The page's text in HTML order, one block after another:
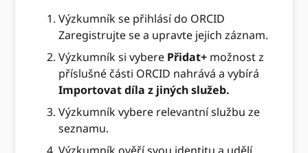
Výzkumník se přihlásí do ORCID
Zaregistrujte se a upravte jejich záznam.
Výzkumník si vybere Přidat+ možnost z
příslušné části ORCID nahrává a vybírá
Importovat díla z jiných služeb.
Výzkumník vybere relevantní službu ze
seznamu.